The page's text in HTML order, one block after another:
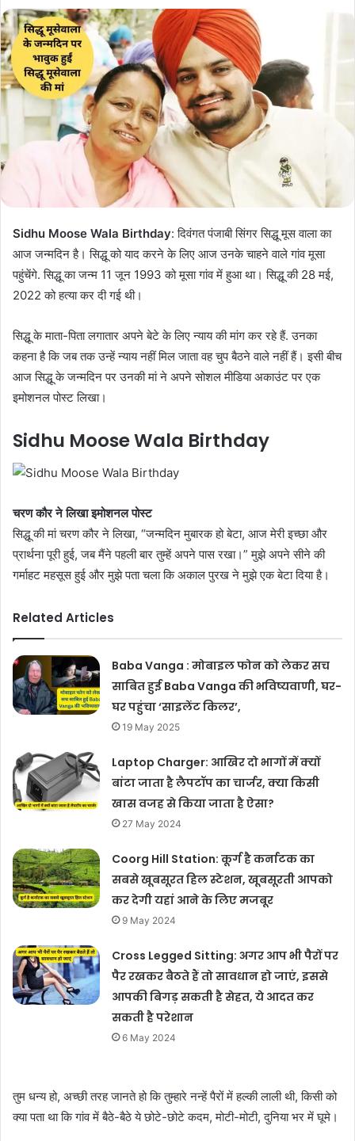
Sidhu Moose Wala Birthday: दिवंगत पंजाबी सिंगर सिद्धू मूस वाला का
आज जन्मदिन है। सिद्धू को याद करने के लिए आज उनके चाहने वाले गांव मूसा
पहुंचेंगे. सिद्धू का जन्म 11 जून 1993 को मूसा गांव में हुआ था। सिद्धू की 28 मई,
2022 को हत्या कर दी गई थी।
सिद्धू के माता-पिता लगातार अपने बेटे के लिए न्याय की मांग कर रहे हैं. उनका
कहना है कि जब तक उन्हें न्याय नहीं मिल जाता वह चुप बैठने वाले नहीं हैं। इसी बीच
आज सिद्धू के जन्मदिन पर उनकी मां ने अपने सोशल मीडिया अकाउंट पर एक
इमोशनल पोस्ट लिखा।
Sidhu Moose Wala Birthday
चरण कौर ने लिखा इमोशनल पोस्ट
सिद्धू की मां चरण कौर ने लिखा, “जन्मदिन मुबारक हो बेटा, आज मेरी इच्छा और
प्रार्थना पूरी हुई, जब मैंने पहली बार तुम्हें अपने पास रखा।” मुझे अपने सीने की
गर्माहट महसूस हुई और मुझे पता चला कि अकाल पुरख ने मुझे एक बेटा दिया है।
Related Articles
Baba Vanga : मोबाइल फोन को लेकर सच
साबित हुई Baba Vanga की भविष्यवाणी, घर-
घर पहुंचा ‘साइलेंट किलर’,
19 May 2025
Laptop Charger: आखिर दो भागों में क्यों
बांटा जाता है लैपटॉप का चार्जर, क्या किसी
खास वजह से किया जाता है ऐसा?
27 May 2024
Coorg Hill Station: कूर्ग है कर्नाटक का
सबसे खूबसूरत हिल स्टेशन, खूबसूरती आपको
कर देगी यहां आने के लिए मजबूर
9 May 2024
Cross Legged Sitting: अगर आप भी पैरों पर
पैर रखकर बैठते हैं तो सावधान हो जाएं, इससे
आपकी बिगड़ सकती है सेहत, ये आदत कर
सकती है परेशान
6 May 2024
तुम धन्य हो, अच्छी तरह जानते हो कि तुम्हारे नन्हें पैरों में हल्की लाली थी, किसी को
क्या पता था कि गांव में बैठे-बैठे ये छोटे-छोटे कदम, मोटी-मोटी, दुनिया भर में घूमे।